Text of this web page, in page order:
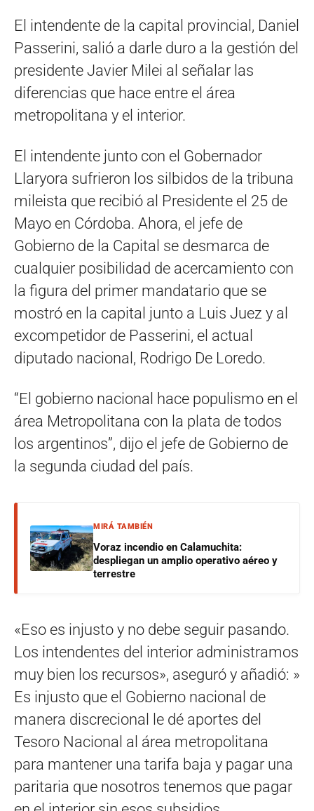
El intendente de la capital provincial, Daniel
Passerini, salió a darle duro a la gestión del
presidente Javier Milei al señalar las
diferencias que hace entre el área
metropolitana y el interior.
El intendente junto con el Gobernador
Llaryora sufrieron los silbidos de la tribuna
mileista que recibió al Presidente el 25 de
Mayo en Córdoba. Ahora, el jefe de
Gobierno de la Capital se desmarca de
cualquier posibilidad de acercamiento con
la figura del primer mandatario que se
mostró en la capital junto a Luis Juez y al
excompetidor de Passerini, el actual
diputado nacional, Rodrigo De Loredo.
“El gobierno nacional hace populismo en el
área Metropolitana con la plata de todos
los argentinos”, dijo el jefe de Gobierno de
la segunda ciudad del país.
MIRÁ TAMBIÉN
Voraz incendio en Calamuchita:
despliegan un amplio operativo aéreo y
terrestre
«Eso es injusto y no debe seguir pasando.
Los intendentes del interior administramos
muy bien los recursos», aseguró y añadió: »
Es injusto que el Gobierno nacional de
manera discrecional le dé aportes del
Tesoro Nacional al área metropolitana
para mantener una tarifa baja y pagar una
paritaria que nosotros tenemos que pagar